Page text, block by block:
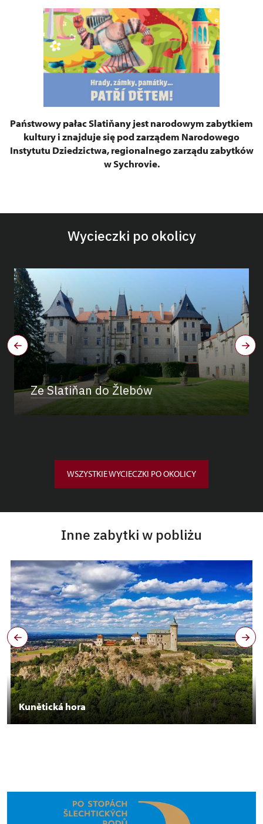
Państwowy pałacSlatiňany jest narodowym zabytkiem
kultury i znajduje się pod zarządem Narodowego
Instytutu Dziedzictwa, regionalnego zarządu zabytków
w Sychrovie.
Wycieczki po okolicy
Ze Slatiňan do Žlebów
WSZYSTKIE WYCIECZKI PO OKOLICY
Inne zabytki w pobliżu
Kunětická hora